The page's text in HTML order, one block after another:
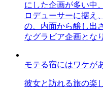
にした企画が多い中
ロデューサーに据え
の、内面から醸し出
なグラビア企画とな
モテる宿にはワケが
彼女と訪れる旅の楽